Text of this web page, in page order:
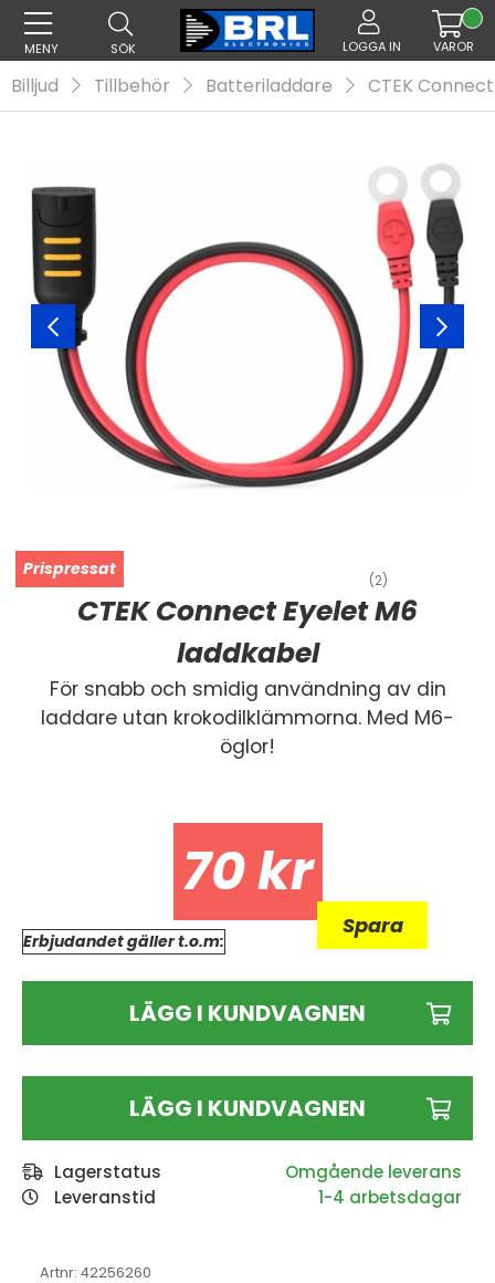
MENY SÖK LOGGA IN VAROR
Billjud Tillbehör Batteriladdare CTEK
(2)
CTEK Connect Eyelet M6
laddkabel
För snabb och smidig användning av din
laddare utan krokodilklämmorna. Med M6-
öglor!
70kr
Spara
Erbjudandet gäller t.o.m:
LÄGG I KUNDVAGNEN
LÄGG I KUNDVAGNEN
Lagerstatus
Leveranstid
1-4 arbetsdagar
Artnr: 42256260